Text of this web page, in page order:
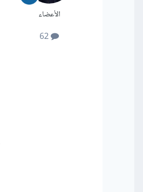
الأعضاء